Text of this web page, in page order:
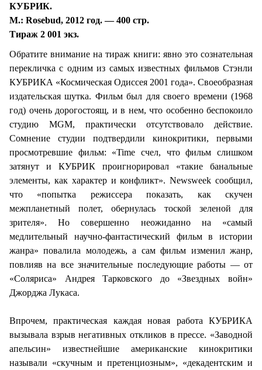
КУБРИК.
М.: Rosebud, 2012 год. — 400 стр.
Тираж 2 001 экз.
Обратите внимание на тираж книги: явно это сознательная
перекличка с одним из самых известных фильмов Стэнли
КУБРИКА «Космическая Одиссея 2001 года». Своеобразная
издательская шутка. Фильм был для своего времени (1968
год) очень дорогостоящ, и в нем, что особенно беспокоило
студию MGM, практически отсутствовало действие.
Сомнение студии подтвердили кинокритики, первыми
просмотревшие фильм: «Time счел, что фильм слишком
затянут и КУБРИК проигнорировал «такие банальные
элементы, как характер и конфликт». Newsweek сообщил,
что «попытка режиссера показать, как скучен
межпланетный полет, обернулась тоской зеленой для
зрителя». Но совершенно неожиданно на «самый
медлительный научно-фантастический фильм в истории
жанра» повалила молодежь, а сам фильм изменил жанр,
повлияв на все значительные последующие работы — от
«Соляриса» Андрея Тарковского до «Звездных войн»
Джорджа Лукаса.
Впрочем, практическая каждая новая работа КУБРИКА
вызывала взрыв негативных откликов в прессе. «Заводной
апельсин» известнейшие американские кинокритики
называли «скучным и претенциозным», «декадентским и